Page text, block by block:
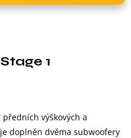
1
předních výškových a
doplněn dvěma subwoofery